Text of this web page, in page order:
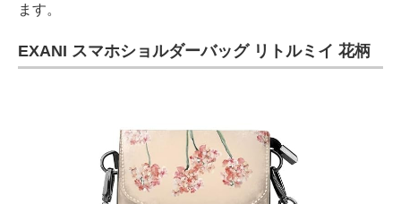
ます。
EXANI スマホショルダーバッグ リトルミイ 花柄